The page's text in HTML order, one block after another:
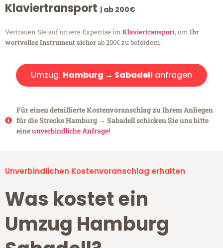
Klaviertransport | ab 200€
Vertrauen Sie auf unsere Expertise im Klaviertransport, um Ihr
wertvolles Instrument sicherab 200€ zu befördern.
Umzug: Hamburg → Sabadell anfragen
Für einen detaillierte Kostenvoranschlag zu Ihrem Anliegen
für die Strecke Hamburg → Sabadell schicken Sie uns bitte
eineunverbindliche Anfrage!
Unverbindlichen Kostenvoranschlag erhalten
Was kostet ein
Umzug Hamburg